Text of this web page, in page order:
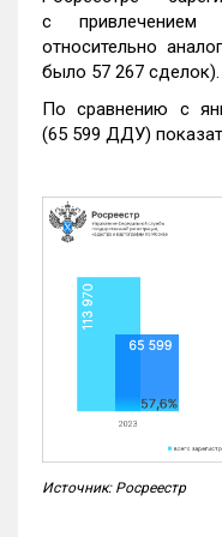
с привлечением
относительно
было 57 267 сделок).
По сравнению с
(65 599 ДДУ)
Источник: Росреестр